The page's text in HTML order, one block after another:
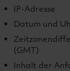
IP-Adresse
Datum und
(GMT)
Inhalt der